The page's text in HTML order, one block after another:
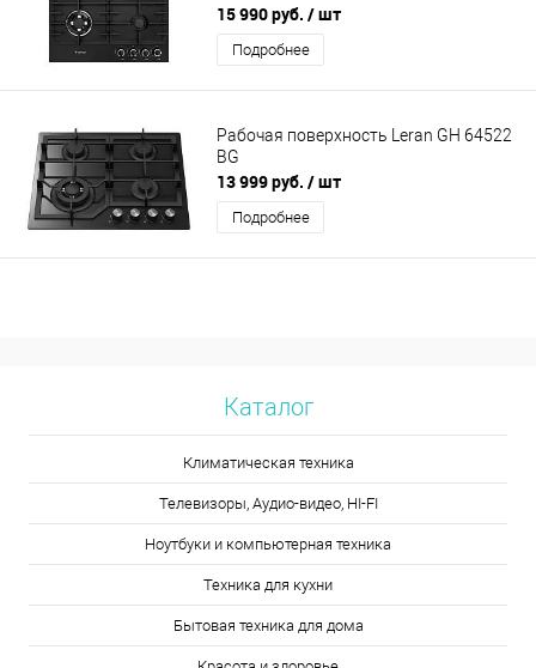
15 990 руб. / шт
Подробнее
Рабочая поверхность Leran GH 64522
BG
13 999 руб. / шт
Подробнее
Каталог
Климатическая техника
Телевизоры, Аудио-видео, HI-FI
Ноутбуки и компьютерная техника
Техника для кухни
Бытовая техника для дома